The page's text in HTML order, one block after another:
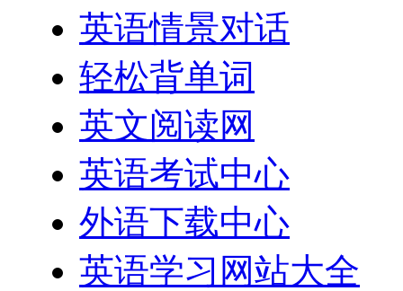
英语情景对话
轻松背单词
英文阅读网
英语考试中心
外语下载中心
英语学习网站大全